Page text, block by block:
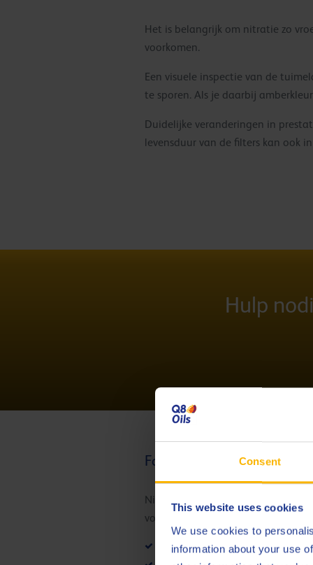
Consent
This website uses cookies
We use cookies to
information about your use
Het is belangrijk om nitratie zo
voorkomen.
Een visuele inspectie van de
te sporen. Als je daarbij
Duidelijke veranderingen in
levensduur van de filters kan ook
Hulp
Factoren die nitratie in
Nitratie in gasmotoroliën kan
voorkomen:
Carterverluchting: Een betere